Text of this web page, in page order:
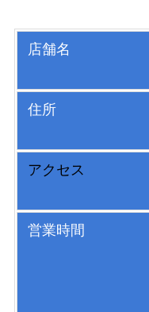
店舗名
住所
アクセス
営業時間